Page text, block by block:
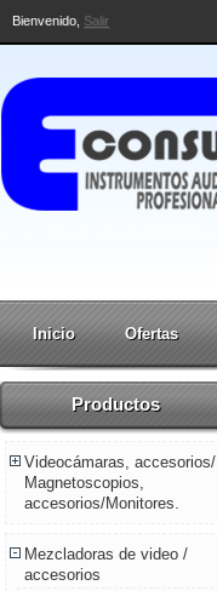
Bienvenido, Salir
Inicio Ofertas
Productos
Videocámaras, accesorios/
Magnetoscopios,
accesorios/Monitores.
Mezcladoras de video /
accesorios